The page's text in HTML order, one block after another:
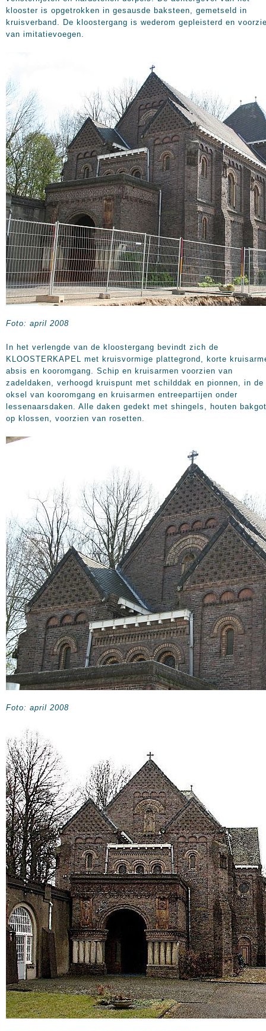
klooster is opgetrokken in gesausde baksteen, gemetseld in
kruisverband. De kloostergang is wederom gepleisterd en
van imitatievoegen.
Foto: april 2008
In het verlengde van de kloostergang bevindt zich de
KLOOSTERKAPEL met kruisvormige plattegrond, korte
absis en kooromgang. Schip en kruisarmen voorzien van
zadeldaken, verhoogd kruispunt met schilddak en pionnen, in de
oksel van kooromgang en kruisarmen entreepartijen onder
lessenaarsdaken. Alle daken gedekt met shingels, houten
op klossen, voorzien van rosetten.
Foto: april 2008